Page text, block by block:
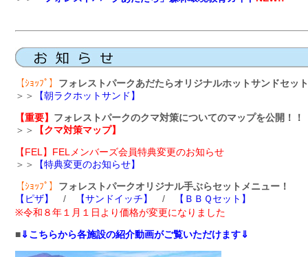
【ｼｮｯﾌﾟ】 フォレストパークあだたらオリジナルホットサンドセッ
＞＞
【朝ラクホットサンド】
【重要】 フォレストパークのクマ対策についてのマップを公開！！
＞＞
【クマ対策マップ】
【FEL】FELメンバーズ会員特典変更のお知らせ
＞＞
【特典変更のお知らせ】
【ｼｮｯﾌﾟ】 フォレストパークオリジナル手ぶらセットメニュー！
【ピザ】
/ 【サンドイッチ】 /
【ＢＢＱセット】
※令和８年１月１日より価格が変更になりました
■⇓こちらから各施設の紹介動画がご覧いただけます⇓